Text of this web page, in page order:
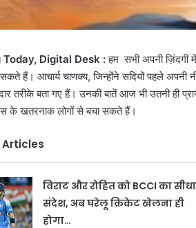
Today, Digital Desk :हम सभी अपनी ज़िंदगी
सकते हैं। आचार्य चाणक्य, जिन्होंने सदियों पहले
तरीके बता गए हैं। उनकी बातें आज भी उतनी ही
के खतरनाक लोगों से बचा सकते हैं।
विराट और रोहित को BCCI का सीधा
संदेश, अब घरेलू क्रिकेट खेलना ही
होगा…